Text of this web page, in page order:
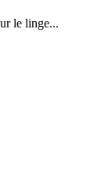
le linge...